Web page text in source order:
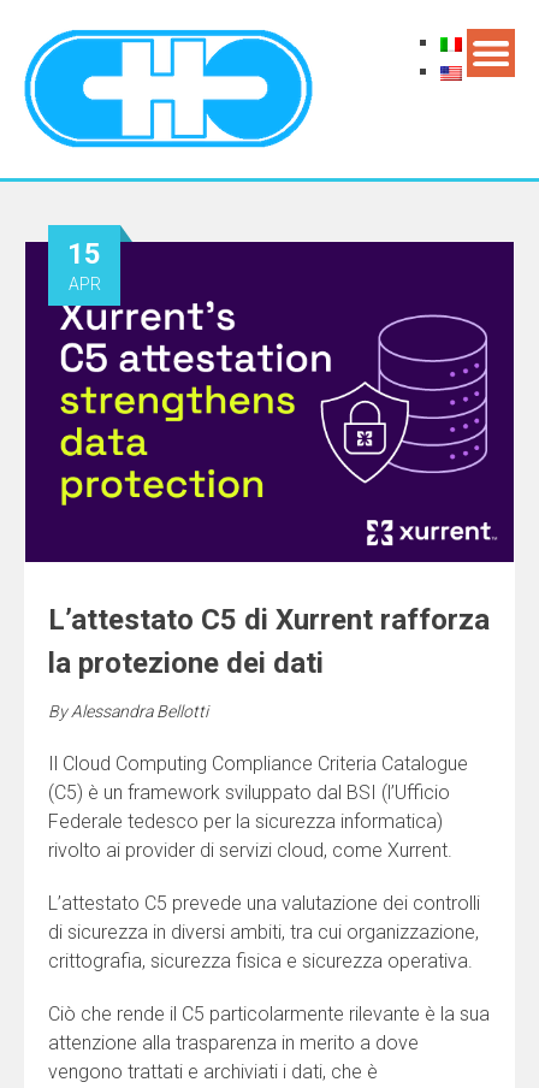
L’attestato C5 di Xurrent rafforza
la protezione dei dati
15
APR
ByAlessandra Bellotti
Il Cloud Computing Compliance Criteria Catalogue
(C5) è un framework sviluppato dal BSI (l’Ufficio
Federale tedesco per la sicurezza informatica)
rivolto ai provider di servizi cloud, come Xurrent.
L’attestato C5 prevede una valutazione dei controlli
di sicurezza in diversi ambiti, tra cui organizzazione,
crittografia, sicurezza fisica e sicurezza operativa.
Ciò che rende il C5 particolarmente rilevante è la sua
attenzione alla trasparenza in merito a dove
vengono trattati e archiviati i dati, che è